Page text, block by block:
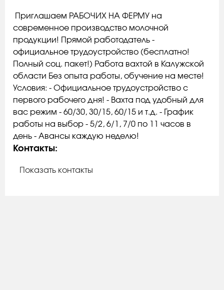
Приглашаем РАБОЧИХ НА ФЕРМУ на
современное производство молочной
продукции! Прямой работодатель -
официальное трудоустройство (бесплатно!
Полный соц. пакет!) Работа вахтой в Калужской
области Без опыта работы, обучение на месте!
Условия: - Официальное трудоустройство с
первого рабочего дня! - Вахта под удобный для
вас режим - 60/30, 30/15, 60/15 и т.д. - График
работы на выбор - 5/2, 6/1, 7/0 по 11 часов в
день - Авансы каждую неделю!
Контакты:
Показать контакты